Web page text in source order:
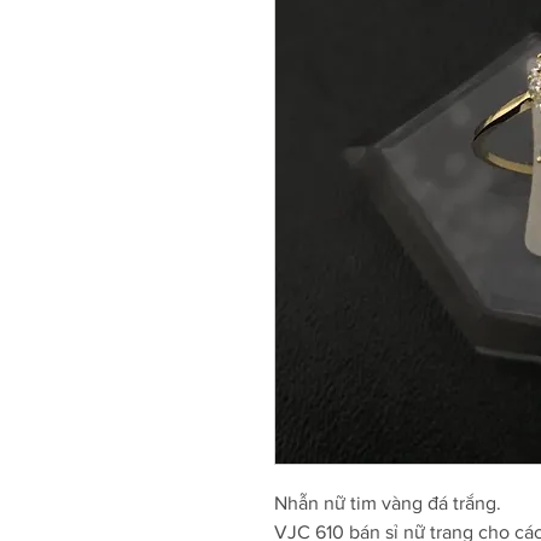
Nhẫn nữ tim vàng đá trắng.
VJC 610 bán sỉ nữ trang cho